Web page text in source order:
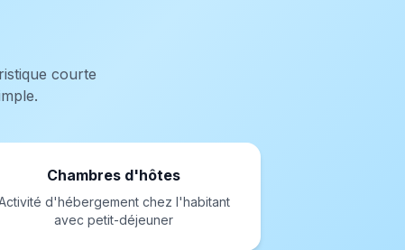
courte
Chambres d'hôtes
d'hébergement chez l'habitant
avec petit-déjeuner